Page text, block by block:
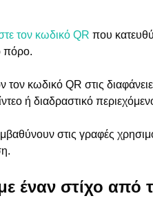
τον κωδικό QR που
πόρο.
κωδικό QR στις
ή διαδραστικό
στις γραφές
έναν στίχο από